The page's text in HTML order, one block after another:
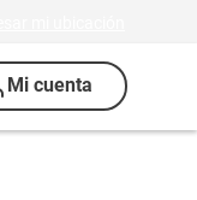
Mi cuenta